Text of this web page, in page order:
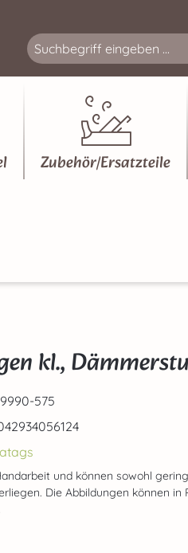
Zubehör/Ersatzteile
kl.,
575
und können sowohl
Die Abbildungen können in